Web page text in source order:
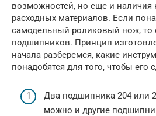
возможностей, но еще и наличия
расходных материалов. Если
самодельный роликовый нож, то
подшипников. Принцип
начала разберемся, какие
понадобятся для того, чтобы его
Два подшипника 204 или
можно и другие